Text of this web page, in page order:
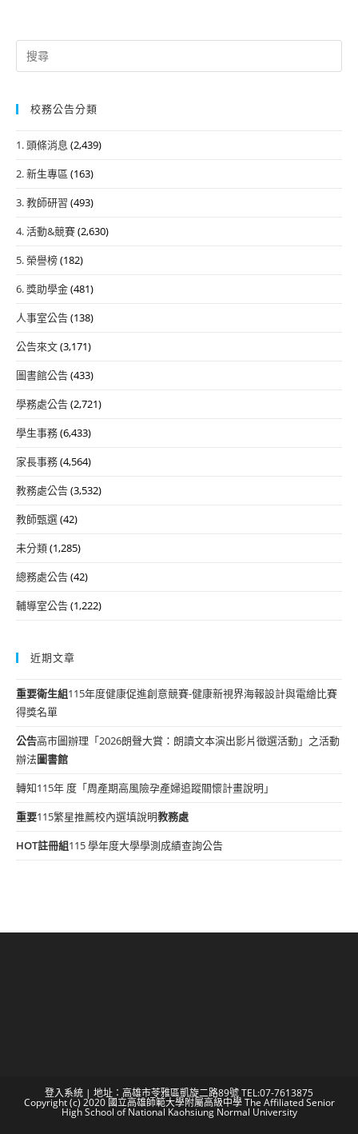
Search
for:
校務公告分類
1. 頭條消息 (2,439)
2. 新生專區 (163)
3. 教師研習 (493)
4. 活動&競賽(2,630)
5. 榮譽榜(182)
6. 獎助學金(481)
人事室公告(138)
公告來文(3,171)
圖書館公告(433)
學務處公告(2,721)
學生事務(6,433)
家長事務(4,564)
教務處公告(3,532)
教師甄選(42)
未分類(1,285)
總務處公告(42)
輔導室公告(1,222)
近期文章
重要衛生組115年度健康促進創意競賽-健康新視界海報設計與電繪比賽
得獎名單
公告高市圖辦理「2026朗聲大賞：朗讀文本演出影片徵選活動」之活動
辦法圖書館
轉知115年 度「周產期高風險孕產婦追蹤關懷計畫說明」
重要115繁星推薦校內選填說明教務處
HOT註冊組115 學年度大學學測成績查詢公告
登入系統 | 地址：高雄市苓雅區凱旋二路89號 TEL:07-7613875
Copyright (c) 2020 國立高雄師範大學附屬高級中學 The Affiliated Senior
High School of National Kaohsiung Normal University